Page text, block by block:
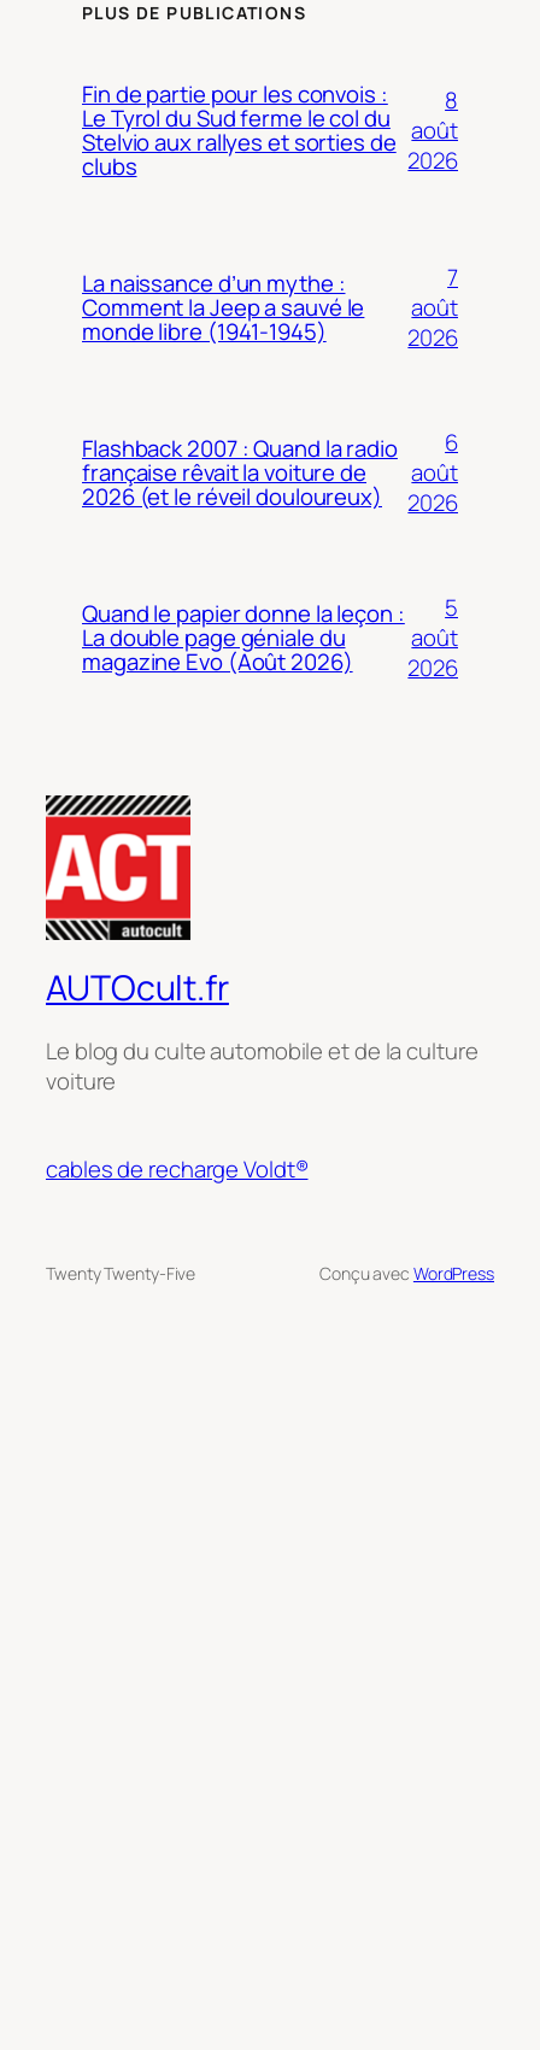
PLUS DE PUBLICATIONS
Fin de partie pour les convois :
Le Tyrol du Sud ferme le col du
Stelvio aux rallyes et sorties de
clubs
8
août
2026
La naissance d’un mythe :
Comment la Jeep a sauvé le
monde libre (1941-1945)
7
août
2026
Flashback 2007 : Quand la radio
française rêvait la voiture de
2026 (et le réveil douloureux)
6
août
2026
Quand le papier donne la leçon :
La double page géniale du
magazine Evo (Août 2026)
5
août
2026
AUTOcult.fr
Le blog du culte automobile et de la culture
voiture
cables de recharge Voldt®
Twenty Twenty-Five Conçu avec WordPress